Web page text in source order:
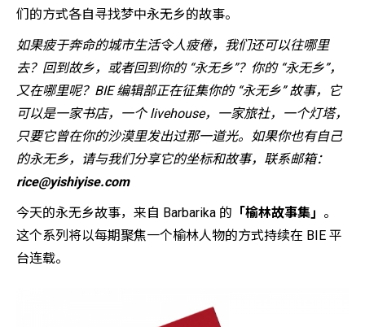
们的方式各自寻找梦中永无乡的故事。
如果疲于奔命的城市生活令人疲倦，我们还可以往哪里
去？回到故乡，或者回到你的 “永无乡”？你的 “永无乡”，
又在哪里呢？BIE 编辑部正在征集你的 “永无乡” 故事，它
可以是一家书店，一个 livehouse，一家旅社，一个灯塔，
只要它曾在你的沙漠里发出过那一道光。如果你也有自己
的永无乡，请与我们分享它的坐标和故事，联系邮箱：
rice@yishiyise.com
今天的永无乡故事，来自 Barbarika 的 「榆林故事集」 。
这个系列将以每期聚焦一个榆林人物的方式持续在 BIE 平
台连载。